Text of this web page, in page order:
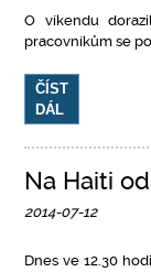
O víkendu
pracovníkům se
ČÍST
DÁL
Na Haiti
2014-07-12
Dnes ve 12.30